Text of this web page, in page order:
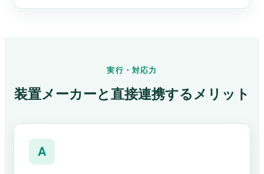
実行・対応力
装置メーカーと直接連携するメリット
A